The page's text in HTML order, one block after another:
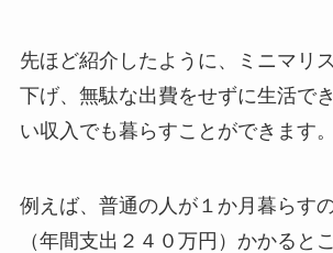
先ほど紹介したように、ミニマリ
下げ、無駄な出費をせずに生活で
い収入でも暮らすことができます。
例えば、普通の人が１か月暮らす
（年間支出２４０万円）かかると